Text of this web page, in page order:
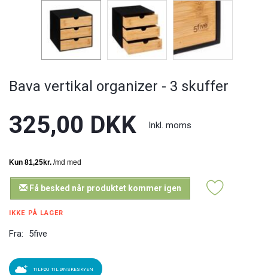
Bava vertikal organizer - 3 skuffer
325,00 DKK Inkl. moms
Få besked når produktet kommer igen
IKKE PÅ LAGER
Fra: 5five
TILFØJ TIL ØNSKESKYEN